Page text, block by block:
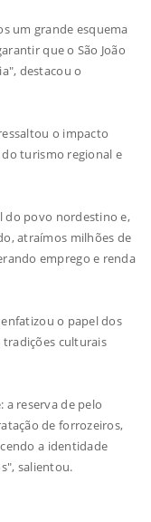
um grande esquema
que o São João
destacou o
o impacto
turismo regional e
do povo nordestino e,
atraímos milhões de
emprego e renda
o papel dos
tradições culturais
reserva de pelo
de forrozeiros,
a identidade
salientou.